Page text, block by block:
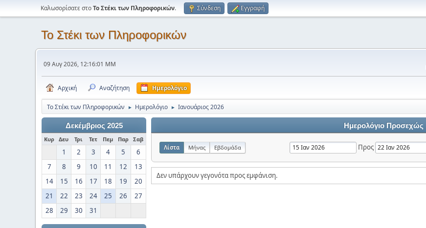
Καλωσορίσατε στοΤο Στέκι των Πληροφορικών. Σύνδεση Εγγραφή
Το Στέκι των Πληροφορικών
09 Αυγ 2026, 12:16:01 ΜΜ
Αρχική Αναζήτηση Ημερολόγιο
Το Στέκι των Πληροφορικών ► Ημερολόγιο ► Ιανουάριος 2026
Δεκέμβριος 2025
Κυρ Δευ Τρι Τετ Πεμ Παρ Σαβ
1 2 3 4 5
6
7
8 9 10 11 12
13
14
15 16 17 18 19
20
21
22 23 24 25 26
27
28
29 30 31
Ημερολόγιο Προσεχώς
Λίστα Μήνας Εβδομάδα Προς
Δεν υπάρχουν γεγονότα προς εμφάνιση.